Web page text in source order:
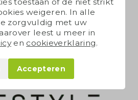
weigeren. In alle
zorgvuldig met uw
leest u meer in
en cookieverklaring.
Accepteren